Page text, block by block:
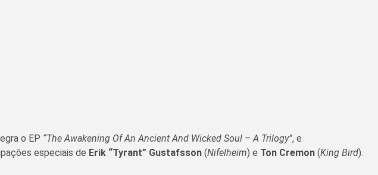
o EP “The Awakening Of An Ancient And Wicked Soul – A Trilogy”, e
especiais de Erik “Tyrant” Gustafsson (Nifelheim) e Ton Cremon (King Bird).